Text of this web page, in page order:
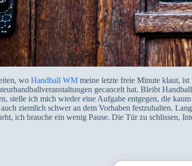
wo Handball WMmeine letzte freie Minute klaut,
gecancelt hat. Bleibt
stelle ich mich wieder eine Aufgabe entgegen, die
auch ziemlich schwer an dem Vorhaben festzuhalten.
ich brauche ein wenig Pause. Die Tür zu schlissen,